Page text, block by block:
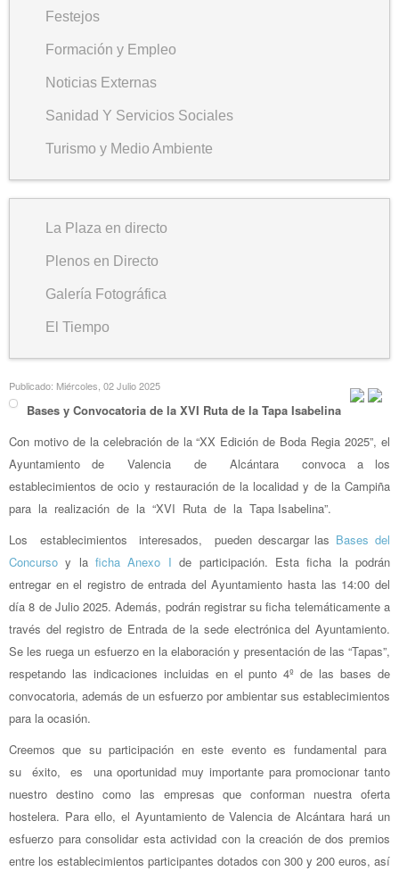
Festejos
Formación y Empleo
Noticias Externas
Sanidad Y Servicios Sociales
Turismo y Medio Ambiente
La Plaza en directo
Plenos en Directo
Galería Fotográfica
El Tiempo
Publicado: Miércoles, 02 Julio 2025
Bases y Convocatoria de la XVI Ruta de la Tapa Isabelina
Con motivo de la celebración de la “XX Edición de Boda Regia 2025”, el
Ayuntamiento de Valencia de Alcántara convoca a los
establecimientos de ocio y restauración de la localidad y de la Campiña
para la realización de la “XVI Ruta de la Tapa Isabelina”.
Los establecimientos interesados, pueden descargar las Bases del
Concurso y laficha Anexo I de participación. Esta ficha la podrán
entregar en el registro de entrada del Ayuntamiento hasta las 14:00 del
día 8 de Julio 2025. Además, podrán registrar su ficha telemáticamente a
través del registro de Entrada de la sede electrónica del Ayuntamiento.
Se les ruega un esfuerzo en la elaboración y presentación de las “Tapas”,
respetando las indicaciones incluidas en el punto 4º de las bases de
convocatoria, además de un esfuerzo por ambientar sus establecimientos
para la ocasión.
Creemos que su participación en este evento es fundamental para
su éxito, es una oportunidad muy importante para promocionar tanto
nuestro destino como las empresas que conforman nuestra oferta
hostelera. Para ello, el Ayuntamiento de Valencia de Alcántara hará un
esfuerzo para consolidar esta actividad con la creación de dos premios
entre los establecimientos participantes dotados con 300 y 200 euros, así